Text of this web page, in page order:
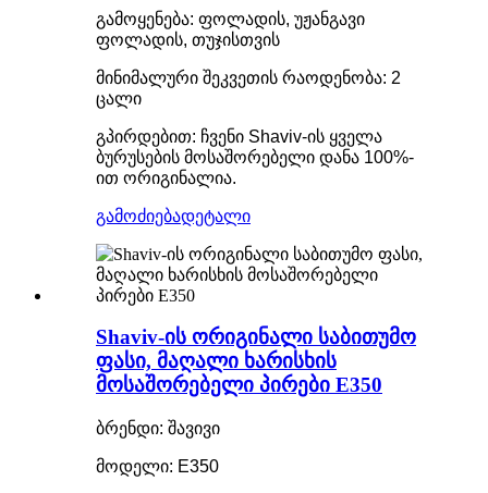
გამოყენება: ფოლადის, უჟანგავი
ფოლადის, თუჯისთვის
მინიმალური შეკვეთის რაოდენობა: 2
ცალი
გპირდებით: ჩვენი Shaviv-ის ყველა
ბურუსების მოსაშორებელი დანა 100%-
ით ორიგინალია.
გამოძიებადეტალი
Shaviv-ის ორიგინალი საბითუმო
ფასი, მაღალი ხარისხის
მოსაშორებელი პირები E350
ბრენდი: შავივი
მოდელი: E350